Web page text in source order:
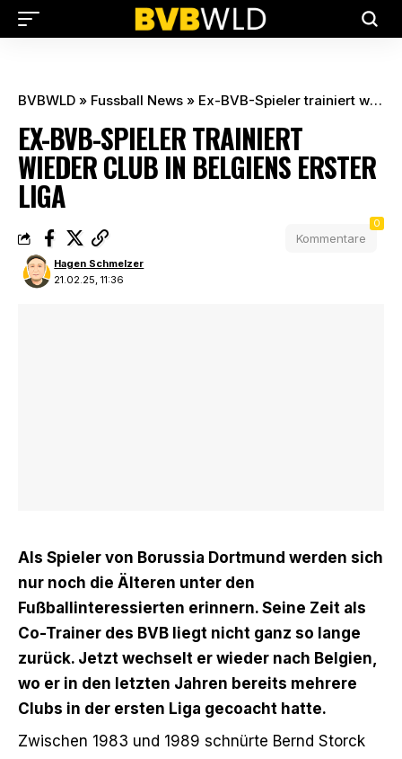
BVBWLD » Fussball News » Ex-BVB-Spieler trainiert wieder Club in Belgiens erster Liga
EX-BVB-SPIELER TRAINIERT
WIEDER CLUB IN BELGIENS ERSTER
LIGA
21.02.25, 11:36
Hagen Schmelzer
Kommentare
0
Als Spieler von Borussia Dortmund werden sich
nur noch die Älteren unter den
Fußballinteressierten erinnern. Seine Zeit als
Co-Trainer des BVB liegt nicht ganz so lange
zurück. Jetzt wechselt er wieder nach Belgien,
wo er in den letzten Jahren bereits mehrere
Clubs in der ersten Liga gecoacht hatte.
Zwischen 1983 und 1989 schnürte Bernd Storck